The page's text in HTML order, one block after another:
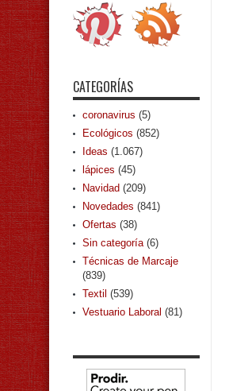
CATEGORÍAS
coronavirus (5)
Ecológicos (852)
Ideas (1.067)
lápices (45)
Navidad (209)
Novedades (841)
Ofertas (38)
Sin categoría(6)
Técnicas de Marcaje
(839)
Textil (539)
Vestuario Laboral (81)